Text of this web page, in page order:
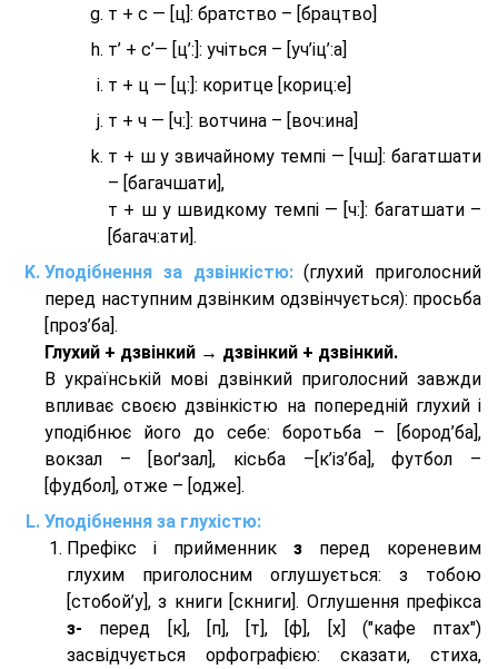
т + с — [ц]: братство – [брaцтво]
т’ + с’— [ц’:]: учіться – [уч’іц’:a]
т + ц — [ц:]: коритце [кориц:е]
т + ч — [ч:]: вотчина – [вoч:ина]
т + ш у звичайному темпі — [чш]: багатшати
– [багачшати],
т + ш у швидкому темпі — [ч:]: багатшати –
[багач:ати].
Уподібнення за дзвінкістю:(глухий приголосний
перед наступним дзвінким одзвінчується): просьба
[проз’ба].
Глухий + дзвінкий → дзвінкий + дзвінкий.
В українській мові дзвінкий приголосний завжди
впливає своєю дзвінкістю на попередній глухий і
уподібнює його до себе: боротьба – [бород’ба],
вокзал – [воґзал], кісьба –[к’із’ба], футбол –
[фудбол], отже – [одже].
Уподібнення за глухістю:
Префікс і прийменник з перед кореневим
глухим приголосним оглушується: з тобою
[стобой’у], з книги [скниги]. Оглушення префікса
з- перед [к], [п], [т], [ф], [х] ("кафе птах")
засвідчується орфографією: сказати, стиха,